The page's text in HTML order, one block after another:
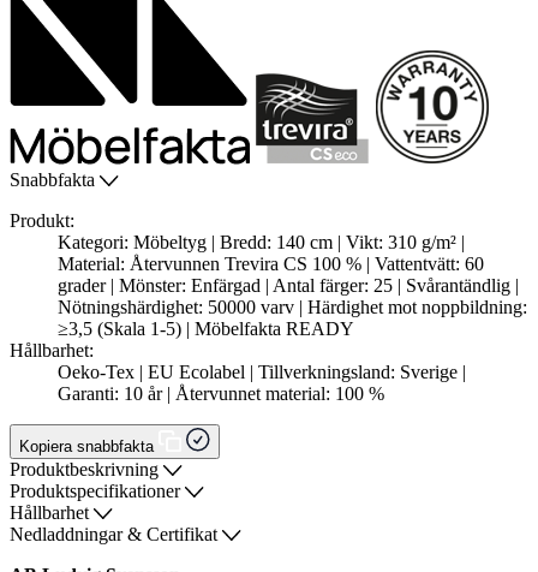
Snabbfakta
Produkt:
Kategori: Möbeltyg | Bredd: 140 cm | Vikt: 310 g/m² |
Material: Återvunnen Trevira CS 100 % | Vattentvätt: 60
grader | Mönster: Enfärgad | Antal färger: 25 | Svårantändlig |
Nötningshärdighet: 50000 varv | Härdighet mot noppbildning:
≥3,5 (Skala 1-5) | Möbelfakta READY
Hållbarhet:
Oeko-Tex | EU Ecolabel | Tillverkningsland: Sverige |
Garanti: 10 år | Återvunnet material: 100 %
Kopiera snabbfakta
Produktbeskrivning
Produktspecifikationer
Hållbarhet
Nedladdningar & Certifikat